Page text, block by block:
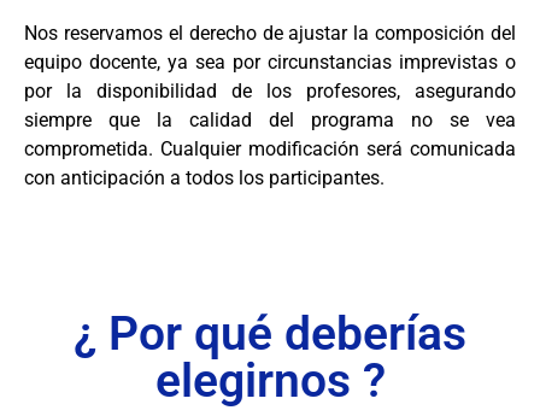
Nos reservamos el derecho de ajustar la composición del
equipo docente, ya sea por circunstancias imprevistas o
por la disponibilidad de los profesores, asegurando
siempre que la calidad del programa no se vea
comprometida. Cualquier modificación será comunicada
con anticipación a todos los participantes.
¿ Por qué deberías
elegirnos ?